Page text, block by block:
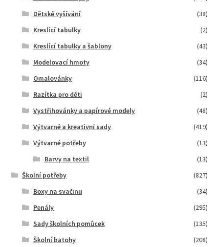
Dětské vyšívání
(38)
Kreslící tabulky
(2)
Kreslící tabulky a šablony
(43)
Modelovací hmoty
(34)
Omalovánky
(116)
Razítka pro děti
(2)
Vystřihovánky a papírové modely
(48)
Výtvarné a kreativní sady
(419)
Výtvarné potřeby
(13)
Barvy na textil
(13)
Školní potřeby
(827)
Boxy na svačinu
(34)
Penály
(295)
Sady školních pomůcek
(135)
Školní batohy
(208)